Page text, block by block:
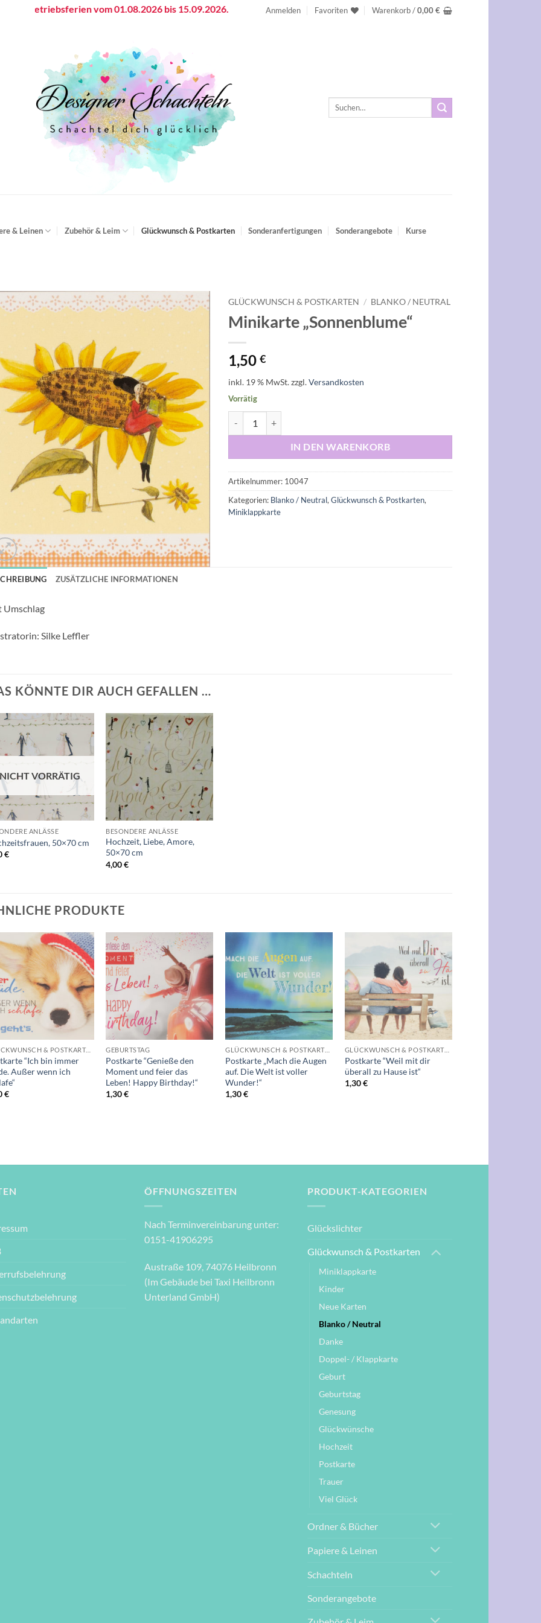
Betriebsferien vom 01.08.2026 bis 15.09.2026. Anmelden Favoriten Warenkorb /0,00€
Suchen
& Leinen Zubehör & Leim Glückwunsch & Postkarten Sonderanfertigungen Sonderangebote Kurse
Auf die
GLÜCKWUNSCH & POSTKARTEN / BLANKO / NEUTRAL
Minikarte „Sonnenblume“
1,50€
inkl. 19 % MwSt.zzgl.Versandkosten
Vorrätig
IN DEN WARENKORB
Artikelnummer: 10047
Kategorien: Blanko / Neutral,Glückwunsch & Postkarten,
Miniklappkarte
ZUSÄTZLICHE INFORMATIONEN
Umschlag
Silke Leffler
KÖNNTE DIR AUCH GEFALLEN …
Auf die
Wunschliste
NICHT VORRÄTIG
ANLÄSSE
50×70 cm
€
Auf die
Wunschliste
+
BESONDERE ANLÄSSE
Hochzeit, Liebe, Amore,
50×70 cm
4,00€
PRODUKTE
Auf die
Wunschliste
+
GLÜCKWUNSCH & POSTKARTEN
“Ich bin immer
Außer wenn ich
€
Auf die
Wunschliste
+
GEBURTSTAG
Postkarte “Genieße den
Moment und feier das
Leben! Happy Birthday!“
1,30€
Auf die
Wunschliste
+
GLÜCKWUNSCH & POSTKARTEN
Postkarte „Mach die Augen
auf. Die Welt ist voller
Wunder!“
1,30€
Auf die
Wunschliste
GLÜCKWUNSCH & POSTKARTEN
Postkarte “Weil mit dir
überall zu Hause ist“
1,30€
ÖFFNUNGSZEITEN
Nach Terminvereinbarung unter:
0151-41906295
Austraße 109, 74076 Heilbronn
(Im Gebäude bei Taxi Heilbronn
Unterland GmbH)
PRODUKT-KATEGORIEN
Glückslichter
Glückwunsch & Postkarten
Miniklappkarte
Kinder
Neue Karten
Blanko / Neutral
Danke
Doppel- / Klappkarte
Geburt
Geburtstag
Genesung
Glückwünsche
Hochzeit
Postkarte
Trauer
Viel Glück
Ordner & Bücher
Papiere & Leinen
Schachteln
Sonderangebote